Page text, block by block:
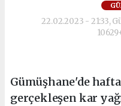
22.02.2023 - 21:33,
Gümüşhane'de
gerçekleşen kar